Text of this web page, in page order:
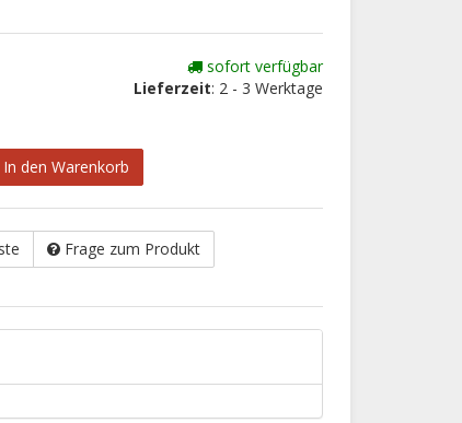
sofort verfügbar
Lieferzeit: 2 - 3 Werktage
In den Warenkorb
Frage zum Produkt